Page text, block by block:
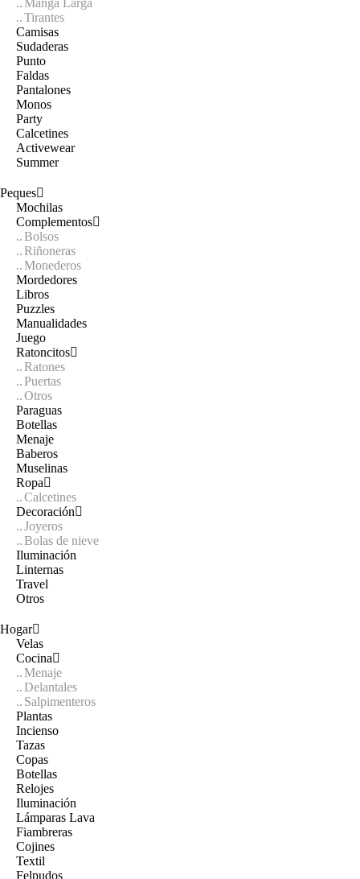
Manga Larga
Tirantes
Camisas
Sudaderas
Punto
Faldas
Pantalones
Monos
Party
Calcetines
Activewear
Summer
Peques
Mochilas
Complementos
Bolsos
Riñoneras
Monederos
Mordedores
Libros
Puzzles
Manualidades
Juego
Ratoncitos
Ratones
Puertas
Otros
Paraguas
Botellas
Menaje
Baberos
Muselinas
Ropa
Calcetines
Decoración
Joyeros
Bolas de nieve
Iluminación
Linternas
Travel
Otros
Hogar
Velas
Cocina
Menaje
Delantales
Salpimenteros
Plantas
Incienso
Tazas
Copas
Botellas
Relojes
Iluminación
Lámparas Lava
Fiambreras
Cojines
Textil
Felpudos